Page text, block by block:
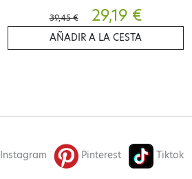
39,45 € 29,19 €
AÑADIR A LA CESTA
Instagram Pinterest Tiktok